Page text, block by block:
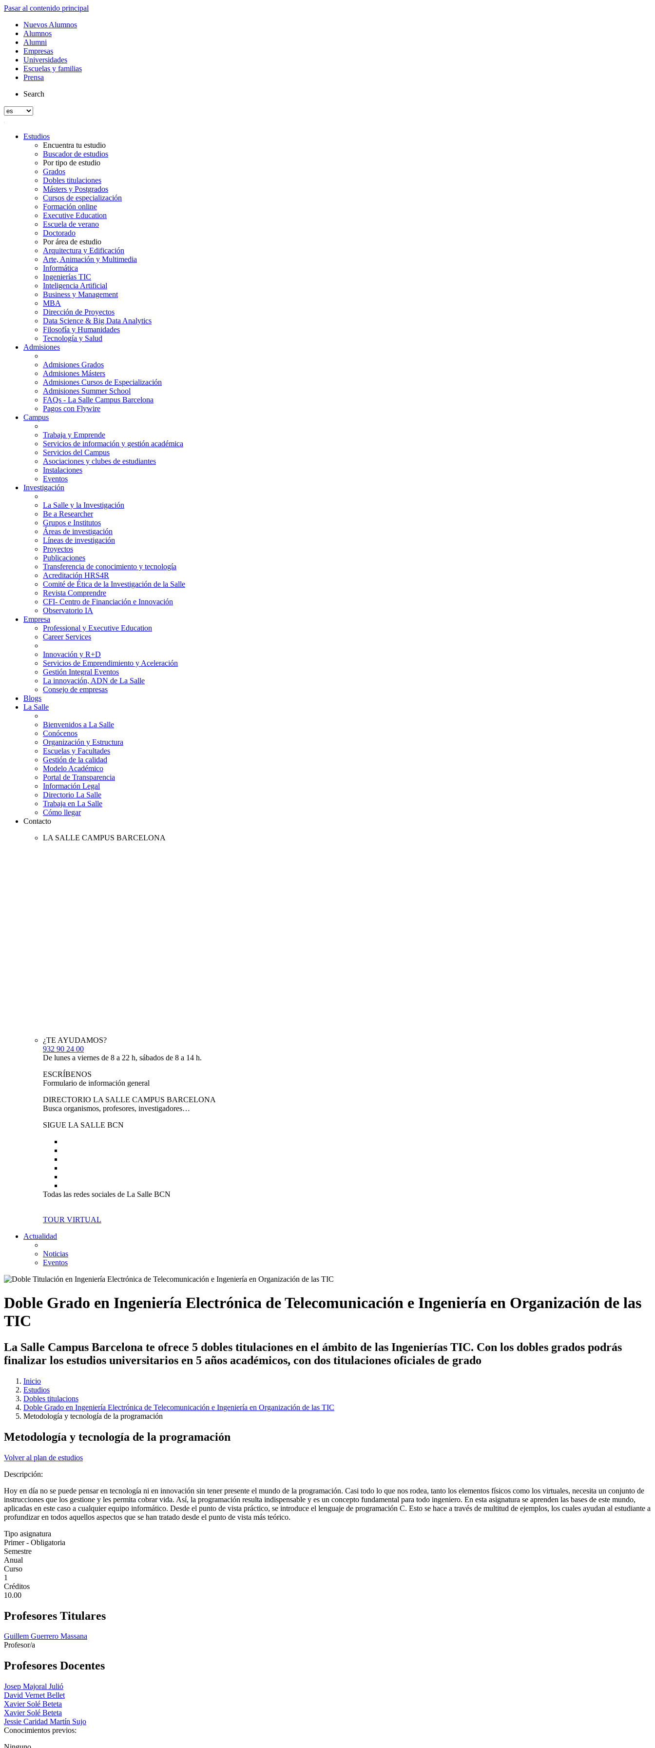
Pasar al contenido principal
Nuevos Alumnos
Alumnos
Alumni
Empresas
Universidades
Escuelas y familias
Prensa
Search
Estudios
Encuentra tu estudio
Buscador de estudios
Por tipo de estudio
Grados
Dobles titulaciones
Másters y Postgrados
Cursos de especialización
Formación online
Executive Education
Escuela de verano
Doctorado
Por área de estudio
Arquitectura y Edificación
Arte, Animación y Multimedia
Informática
Ingenierías TIC
Inteligencia Artificial
Business y Management
MBA
Dirección de Proyectos
Data Science & Big Data Analytics
Filosofía y Humanidades
Tecnología y Salud
Admisiones
Admisiones Grados
Admisiones Másters
Admisiones Cursos de Especialización
Admisiones Summer School
FAQs - La Salle Campus Barcelona
Pagos con Flywire
Campus
Trabaja y Emprende
Servicios de información y gestión académica
Servicios del Campus
Asociaciones y clubes de estudiantes
Instalaciones
Eventos
Investigación
La Salle y la Investigación
Be a Researcher
Grupos e Institutos
Áreas de investigación
Líneas de investigación
Proyectos
Publicaciones
Transferencia de conocimiento y tecnología
Acreditación HRS4R
Comité de Ética de la Investigación de la Salle
Revista Comprendre
CFI- Centro de Financiación e Innovación
Observatorio IA
Empresa
Professional y Executive Education
Career Services
Innovación y R+D
Servicios de Emprendimiento y Aceleración
Gestión Integral Eventos
La innovación, ADN de La Salle
Consejo de empresas
Blogs
La Salle
Bienvenidos a La Salle
Conócenos
Organización y Estructura
Escuelas y Facultades
Gestión de la calidad
Modelo Académico
Portal de Transparencia
Información Legal
Directorio La Salle
Trabaja en La Salle
Cómo llegar
Contacto
LA SALLE CAMPUS BARCELONA
¿TE AYUDAMOS?
932 90 24 00
De lunes a viernes de 8 a 22 h, sábados de 8 a 14 h.
ESCRÍBENOS
Formulario de información general
DIRECTORIO LA SALLE CAMPUS BARCELONA
Busca organismos, profesores, investigadores…
SIGUE LA SALLE BCN
Todas las redes sociales de La Salle BCN
TOUR VIRTUAL
Actualidad
Noticias
Eventos
Doble Grado en Ingeniería Electrónica de Telecomunicación e Ingeniería en Organización de las
TIC
La Salle Campus Barcelona te ofrece 5 dobles titulaciones en el ámbito de las Ingenierías TIC. Con los dobles grados podrás
finalizar los estudios universitarios en 5 años académicos, con dos titulaciones oficiales de grado
Inicio
Estudios
Dobles titulacions
Doble Grado en Ingeniería Electrónica de Telecomunicación e Ingeniería en Organización de las TIC
Metodología y tecnología de la programación
Metodología y tecnología de la programación
Volver al plan de estudios
Descripción:
Hoy en día no se puede pensar en tecnología ni en innovación sin tener presente el mundo de la programación. Casi todo lo que nos rodea, tanto los elementos físicos como los virtuales, necesita un conjunto de
instrucciones que los gestione y les permita cobrar vida. Así, la programación resulta indispensable y es un concepto fundamental para todo ingeniero. En esta asignatura se aprenden las bases de este mundo,
aplicadas en este caso a cualquier equipo informático. Desde el punto de vista práctico, se introduce el lenguaje de programación C. Esto se hace a través de multitud de ejemplos, los cuales ayudan al estudiante a
profundizar en todos aquellos aspectos que se han tratado desde el punto de vista más teórico.
Tipo asignatura
Primer - Obligatoria
Semestre
Anual
Curso
1
Créditos
10.00
Profesores Titulares
Guillem Guerrero Massana
Profesor/a
Profesores Docentes
Josep Majoral Julió
David Vernet Bellet
Xavier Solé Beteta
Xavier Solé Beteta
Jessie Caridad Martín Sujo
Conocimientos previos: